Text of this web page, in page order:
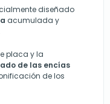
diseñado
acumulada y
placa y la
de las encías
de los